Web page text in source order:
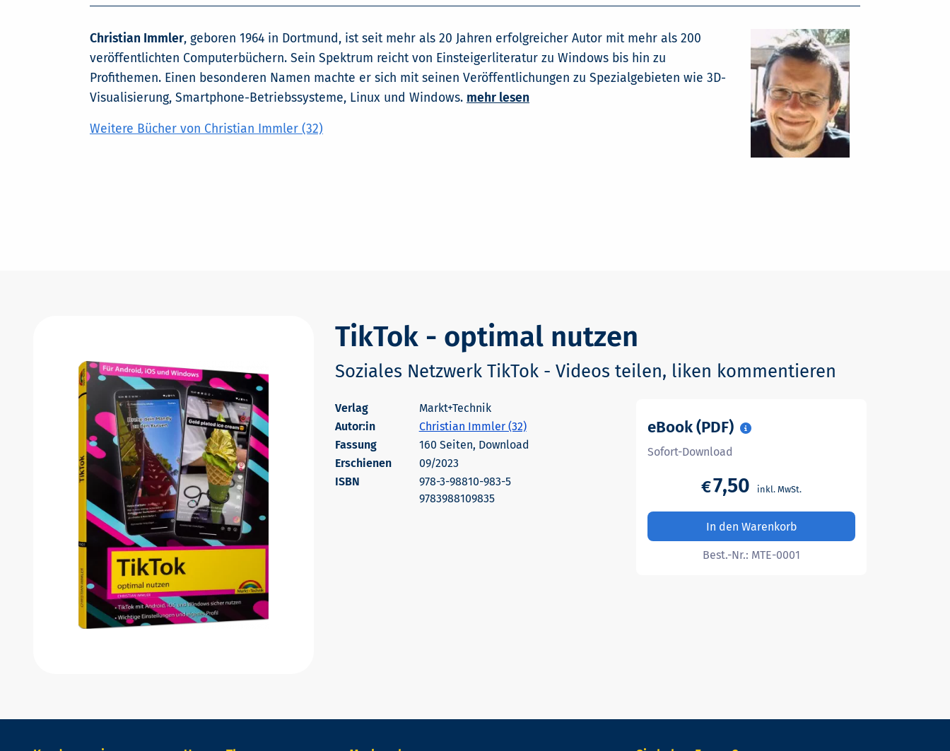
Christian Immler, geboren 1964 in Dortmund, ist seit mehr als 20 Jahren erfolgreicher Autor mit mehr als 200
veröffentlichten Computerbüchern. Sein Spektrum reicht von Einsteigerliteratur zu Windows bis hin zu
Profithemen. Einen besonderen Namen machte er sich mit seinen Veröffentlichungen zu Spezialgebieten wie 3D-
Visualisierung, Smartphone-Betriebssysteme, Linux und Windows. mehr lesen
Weitere Bücher von Christian Immler (32)
TikTok - optimal nutzen
Soziales Netzwerk TikTok - Videos teilen, liken kommentieren
Markt+Technik
Autor:in
Christian Immler (32)
160 Seiten, Download
Erschienen
09/2023
978-3-98810-983-5
9783988109835
eBook (PDF)
Sofort-Download
€7,50
In den Warenkorb
Best.-Nr.: MTE-0001